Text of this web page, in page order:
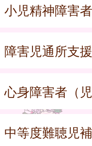
小児精神障害
障害児通所支
心身障害者（
中等度難聴児